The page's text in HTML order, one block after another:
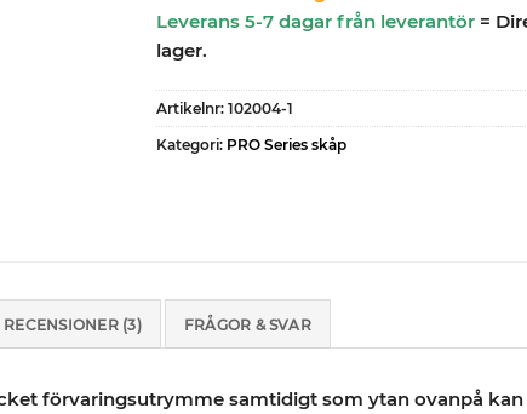
Leverans 5-7 dagar från leverantör=
lager.
Artikelnr: 102004-1
Kategori: PRO Series skåp
RECENSIONER (3) FRÅGOR & SVAR
förvaringsutrymme samtidigt som ytan ovanpå